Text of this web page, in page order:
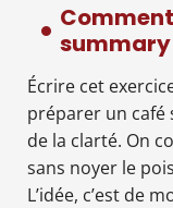
summary
Écrire cet
préparer un café
de la clarté. On
sans noyer le
L’idée, c’est de